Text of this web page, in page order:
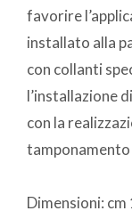
favorire
installato alla
con collanti
l’installazione
con la
Dimensioni: cm